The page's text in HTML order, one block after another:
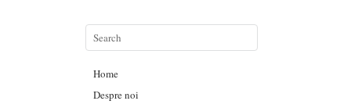
Home
Despre noi